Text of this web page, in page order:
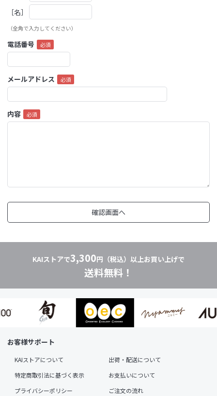
［名］
（全角で入力してください）
電話番号
メールアドレス
内容
KAIストアで3,300円（税込）以上お買い上げで
送料無料！
お客様サポート
KAIストアについて
出荷・配送について
特定商取引法に基づく表示
お支払いについて
プライバシーポリシー
ご注文の流れ